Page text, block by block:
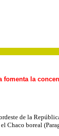
fomenta la
de la
Chaco boreal